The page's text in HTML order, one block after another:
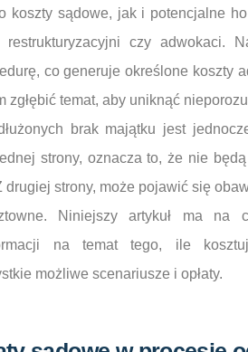
koszty sądowe, jak i potencjalne
czy adwokaci.
co generuje określone koszty
zgłębić temat, aby uniknąć
brak majątku jest
strony, oznacza to, że nie
drugiej strony, może pojawić się
Niniejszy artykuł ma na
na temat tego, ile
możliwe scenariusze i opłaty.